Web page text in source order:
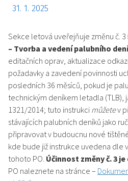
31. 1. 2025
Sekce letová uveřejňuje změnu č. 3
– Tvorba a vedení palubního
editačních oprav, aktualizace
požadavky a zavedení povinnosti
posledních 36 měsíců, pokud je
technickým deníkem letadla (TLB),
1321/2014; tuto instrukci můžetev
stávajících palubních deníků jako
připravovat v budoucnu nové
kde bude již instrukce uvedena dle
tohoto PO. Účinnost změny č. 3 je
PO naleznete na stránce –